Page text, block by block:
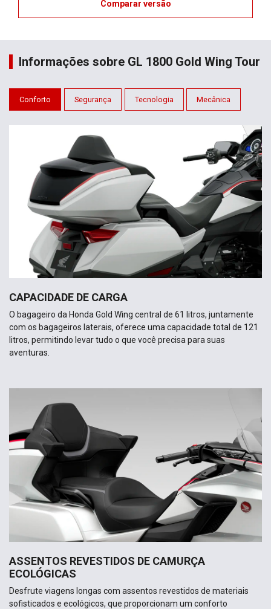
Comparar versão
Informações sobre GL 1800 Gold Wing Tour
Conforto Segurança Tecnologia Mecânica
CAPACIDADE DE CARGA
O bagageiro da Honda Gold Wing central de 61 litros, juntamente
com os bagageiros laterais, oferece uma capacidade total de 121
litros, permitindo levar tudo o que você precisa para suas
aventuras.
ASSENTOS REVESTIDOS DE CAMURÇA
ECOLÓGICAS
Desfrute viagens longas com assentos revestidos de materiais
sofisticados e ecológicos, que proporcionam um conforto